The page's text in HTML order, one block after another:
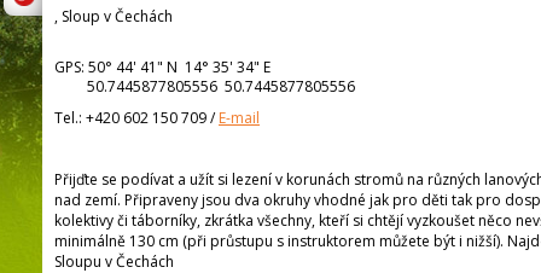
, Sloup v Čechách
GPS: 50° 44' 41" N 14° 35' 34" E
50.7445877805556 50.7445877805556
Tel.: +420 602 150 709/E-mail
Přijďte se podívat a užít si lezení v korunách stromů na různých
nad zemí. Připraveny jsou dva okruhy vhodné jak pro děti tak pro
kolektivy či táborníky, zkrátka všechny, kteří si chtějí vyzkoušet něco
minimálně 130 cm (při průstupu s instruktorem můžete být i nižší).
Sloupu v Čechách